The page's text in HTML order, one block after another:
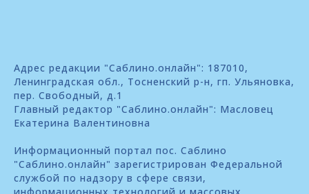
Адрес редакции "Саблино.онлайн": 187010,
Ленинградская обл., Тосненский р-н, гп. Ульяновка,
пер. Свободный, д.1
Главный редактор "Саблино.онлайн": Масловец
Екатерина Валентиновна
Информационный портал пос. Саблино
"Саблино.онлайн" зарегистрирован Федеральной
службой по надзору в сфере связи,